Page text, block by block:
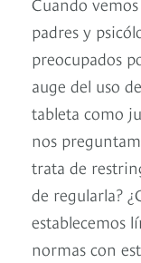
padres y
preocupados
auge del uso
tableta como
nos
trata de
de regularla?
establecemos
normas con